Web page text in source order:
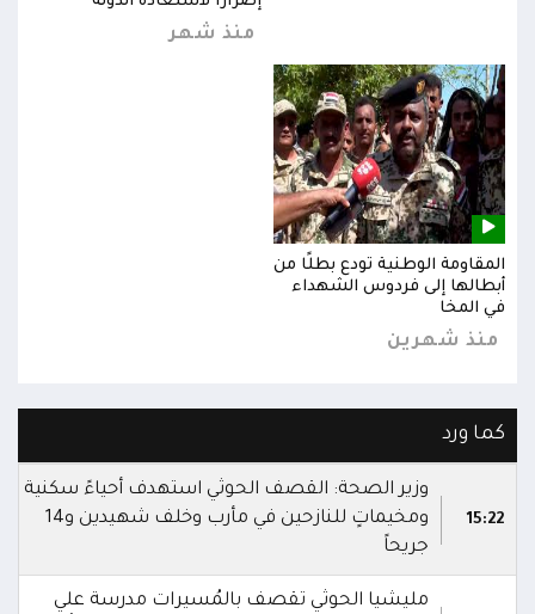
منذ شهر
المقاومة الوطنية تودع بطلًا من
أبطالها إلى فردوس الشهداء
في المخا
منذ شهرين
كما ورد
15:22
وزير الصحة: القصف الحوثي استهدف أحياءً سكنية
ومخيماتٍ للنازحين في مأرب وخلف شهيدين و14
جريحاً
مليشيا الحوثي تقصف بالمُسيرات مدرسة علي